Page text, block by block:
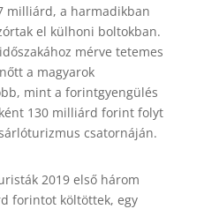
milliárd, a harmadikban
el külhoni boltokban.
mérve tetemes
a magyarok
mint a forintgyengülés
130 milliárd forint folyt
csatornáján.
2019 első három
forintot költöttek, egy